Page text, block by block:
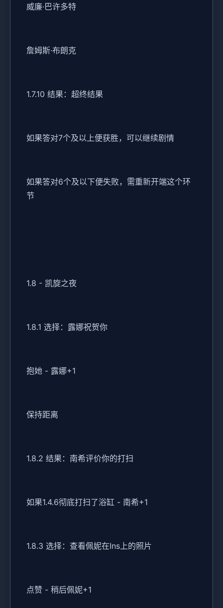
威廉·巴许多特
詹姆斯·布朗克
1.7.10 结果：超终结果
如果答对7个及以上便获胜，可以继续剧情
如果答对6个及以下便失败，需重新开端这个环
节
1.8 - 凯旋之夜
1.8.1 选择：露娜祝贺你
抱她 - 露娜+1
保持距离
1.8.2 结果：南希评价你的打扫
如果1.4.6彻底打扫了浴缸 - 南希+1
1.8.3 选择：查看佩妮在Ins上的照片
点赞 - 稍后佩妮+1